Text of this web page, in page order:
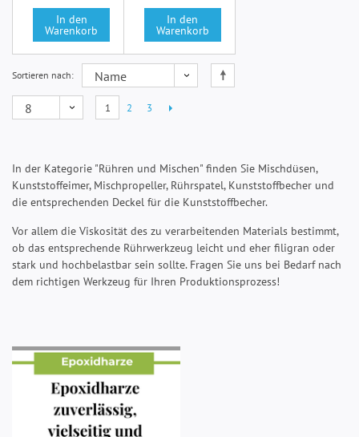
In den
Warenkorb
In den
Warenkorb
Sortieren nach
1 2 3
In der Kategorie "Rühren und Mischen" finden Sie Mischdüsen,
Kunststoffeimer, Mischpropeller, Rührspatel, Kunststoffbecher und
die entsprechenden Deckel für die Kunststoffbecher.
Vor allem die Viskosität des zu verarbeitenden Materials bestimmt,
ob das entsprechende Rührwerkzeug leicht und eher filigran oder
stark und hochbelastbar sein sollte. Fragen Sie uns bei Bedarf nach
dem richtigen Werkzeug für Ihren Produktionsprozess!